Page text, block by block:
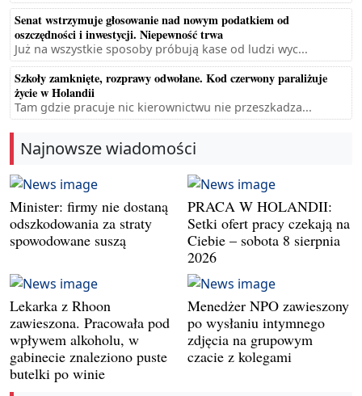
Senat wstrzymuje głosowanie nad nowym podatkiem od
oszczędności i inwestycji. Niepewność trwa
Już na wszystkie sposoby próbują kase od ludzi wyc...
Szkoły zamknięte, rozprawy odwołane. Kod czerwony paraliżuje
życie w Holandii
Tam gdzie pracuje nic kierownictwu nie przeszkadza...
Najnowsze wiadomości
Minister: firmy nie dostaną
odszkodowania za straty
spowodowane suszą
PRACA W HOLANDII:
Setki ofert pracy czekają na
Ciebie – sobota 8 sierpnia
2026
Lekarka z Rhoon
zawieszona. Pracowała pod
wpływem alkoholu, w
gabinecie znaleziono puste
butelki po winie
Menedżer NPO zawieszony
po wysłaniu intymnego
zdjęcia na grupowym
czacie z kolegami